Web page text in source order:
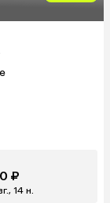
₽
14 н.